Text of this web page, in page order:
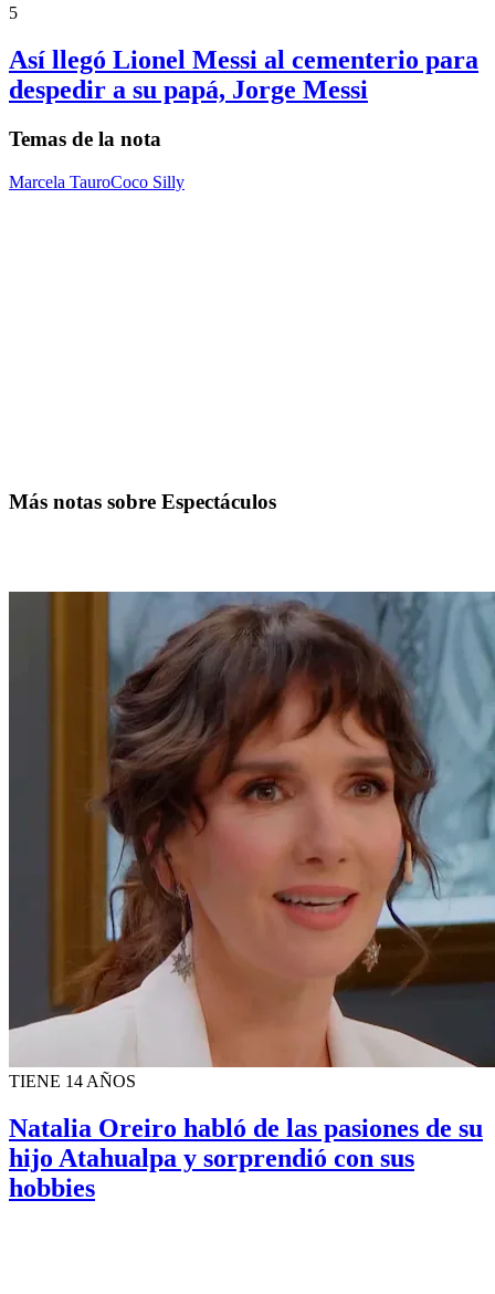
5
Así llegó Lionel Messi al cementerio para
despedir a su papá, Jorge Messi
Temas de la nota
Marcela TauroCoco Silly
Más notas sobre Espectáculos
TIENE 14 AÑOS
Natalia Oreiro habló de las pasiones de su
hijo Atahualpa y sorprendió con sus
hobbies